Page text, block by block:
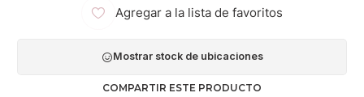
Agregar a la lista de favoritos
Mostrar stock de ubicaciones
COMPARTIR ESTE PRODUCTO